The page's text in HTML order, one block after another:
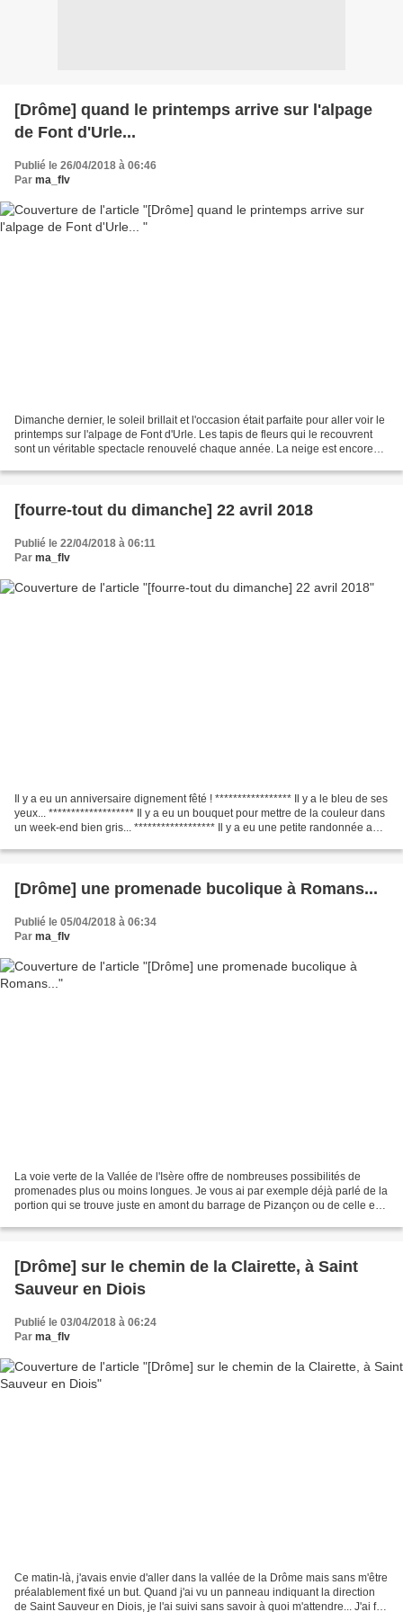
[Drôme] quand le printemps arrive sur l'alpage
de Font d'Urle...
Publié le 26/04/2018 à 06:46
Par ma_flv
Dimanche dernier, le soleil brillait et l'occasion était parfaite pour aller voir le
printemps sur l'alpage de Font d'Urle. Les tapis de fleurs qui le recouvrent
sont un véritable spectacle renouvelé chaque année. La neige est encore
[fourre-tout du dimanche] 22 avril 2018
Publié le 22/04/2018 à 06:11
Par ma_flv
Il y a eu un anniversaire dignement fêté ! ***************** Il y a le bleu de ses
yeux... ******************* Il y a eu un bouquet pour mettre de la couleur dans
un week-end bien gris... ****************** Il y a eu une petite randonnée au
[Drôme] une promenade bucolique à Romans...
Publié le 05/04/2018 à 06:34
Par ma_flv
La voie verte de la Vallée de l'Isère offre de nombreuses possibilités de
promenades plus ou moins longues. Je vous ai par exemple déjà parlé de la
portion qui se trouve juste en amont du barrage de Pizançon ou de celle en
[Drôme] sur le chemin de la Clairette, à Saint
Sauveur en Diois
Publié le 03/04/2018 à 06:24
Par ma_flv
Ce matin-là, j'avais envie d'aller dans la vallée de la Drôme mais sans m'être
préalablement fixé un but. Quand j'ai vu un panneau indiquant la direction
de Saint Sauveur en Diois, je l'ai suivi sans savoir à quoi m'attendre... J'ai fini